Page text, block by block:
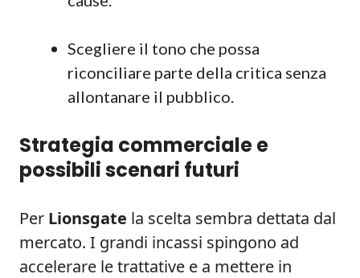
Scegliere il tono che possa
riconciliare parte della critica senza
allontanare il pubblico.
Strategia commerciale e
possibili scenari futuri
Per Lionsgate la scelta sembra dettata dal
mercato. I grandi incassi spingono ad
accelerare le trattative e a mettere in